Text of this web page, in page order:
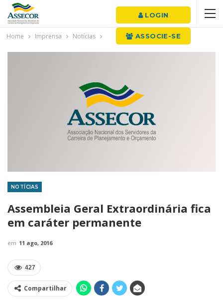
LOGIN
ASSOCIE-SE
Home Imprensa Notícias
NOTÍCIAS
Assembleia Geral Extraordinária fica
em caráter permanente
em 11 ago, 2016
427
Compartilhar